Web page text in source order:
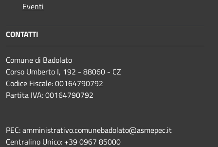
Eventi
CONTATTI
Comune di Badolato
Corso Umberto I, 192 - 88060 - CZ
Codice Fiscale: 00164790792
Partita IVA: 00164790792
PEC: amministrativo.comunebadolato@asmepec.it
Centralino Unico: +39 0967 85000